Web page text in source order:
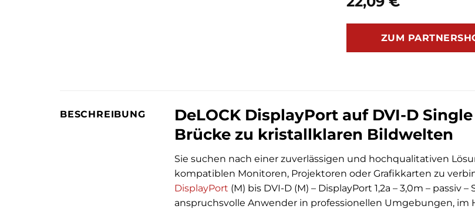
ZUM
BESCHREIBUNG
DeLOCK DisplayPort auf DVI-D
Brücke zu kristallklaren Bildwelten
Sie suchen nach einer zuverlässigen und hochqualitativen
kompatiblen Monitoren, Projektoren oder Grafikkarten zu
DisplayPort (M) bis DVI-D (M) – DisplayPort 1,2a – 3,0m – passiv
anspruchsvolle Anwender in professionellen Umgebungen,